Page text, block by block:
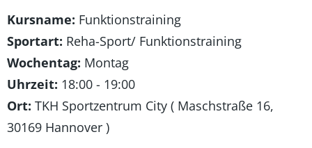
Kursname: Funktionstraining
Sportart: Reha-Sport/ Funktionstraining
Wochentag: Montag
Uhrzeit: 18:00 - 19:00
Ort: TKH Sportzentrum City ( Maschstraße 16,
30169 Hannover )